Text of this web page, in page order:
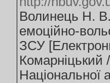
Волинець Н. В.
емоційно-
ЗСУ
Комарніцький
Національної